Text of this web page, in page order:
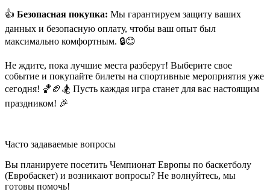
👍 Безопасная покупка: Мы гарантируем защиту ваших
данных и безопасную оплату, чтобы ваш опыт был
максимально комфортным. 🔒😊
Не ждите, пока лучшие места разберут! Выберите свое
событие и покупайте билеты на спортивные мероприятия уже
сегодня! 🏀🏈🏂 Пусть каждая игра станет для вас настоящим
праздником! 🎉
Часто задаваемые вопросы
Вы планируете посетить Чемпионат Европы по баскетболу
(Евробаскет) и возникают вопросы? Не волнуйтесь, мы
готовы помочь!